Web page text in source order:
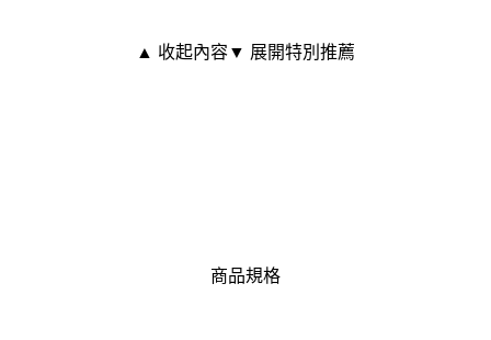
▲ 收起內容▼ 展開特別推薦
商品規格